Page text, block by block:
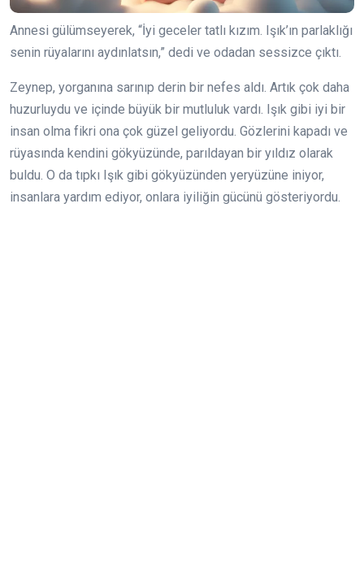
Annesi gülümseyerek, “İyi geceler tatlı kızım. Işık’ın parlaklığı
senin rüyalarını aydınlatsın,” dedi ve odadan sessizce çıktı.
Zeynep, yorganına sarınıp derin bir nefes aldı. Artık çok daha
huzurluydu ve içinde büyük bir mutluluk vardı. Işık gibi iyi bir
insan olma fikri ona çok güzel geliyordu. Gözlerini kapadı ve
rüyasında kendini gökyüzünde, parıldayan bir yıldız olarak
buldu. O da tıpkı Işık gibi gökyüzünden yeryüzüne iniyor,
insanlara yardım ediyor, onlara iyiliğin gücünü gösteriyordu.